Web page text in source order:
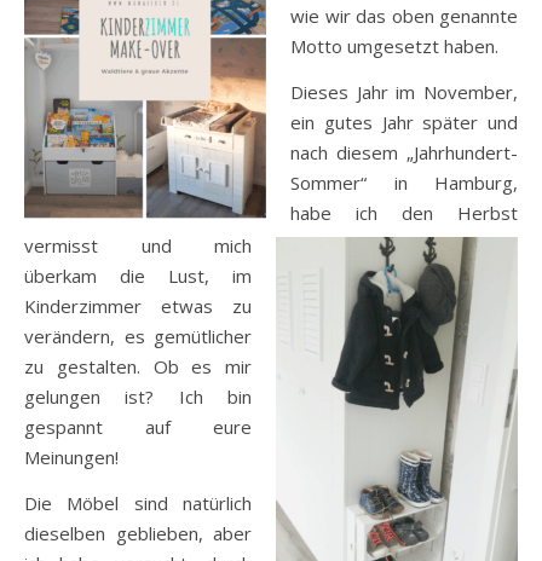
wie wir das oben genannte
Motto umgesetzt haben.
Dieses Jahr im November,
ein gutes Jahr später und
nach diesem „Jahrhundert-
Sommer“ in Hamburg,
habe ich den Herbst
vermisst und mich
überkam die Lust, im
Kinderzimmer etwas zu
verändern, es gemütlicher
zu gestalten. Ob es mir
gelungen ist? Ich bin
gespannt auf eure
Meinungen!
Die Möbel sind natürlich
dieselben geblieben, aber